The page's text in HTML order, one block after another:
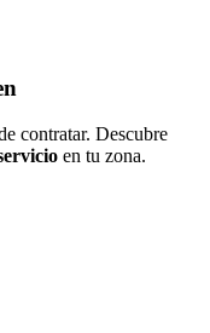
contratar. Descubre
en tu zona.